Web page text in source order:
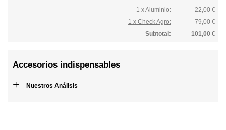
1 x Aluminio:
22,00 €
1 x Check Agro:
79,00 €
Subtotal:
101,00 €
Accesorios indispensables
+ Nuestros Análisis